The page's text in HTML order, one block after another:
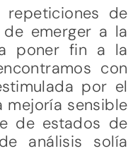
repeticiones de
emerger a la
poner fin a la
con
por el
mejoría sensible
de estados de
análisis solía